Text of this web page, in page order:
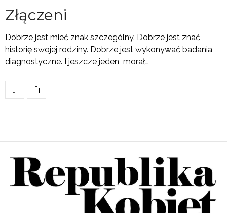
Złączeni
Dobrze jest mieć znak szczególny. Dobrze jest znać
historię swojej rodziny. Dobrze jest wykonywać badania
diagnostyczne. I jeszcze jeden morał…